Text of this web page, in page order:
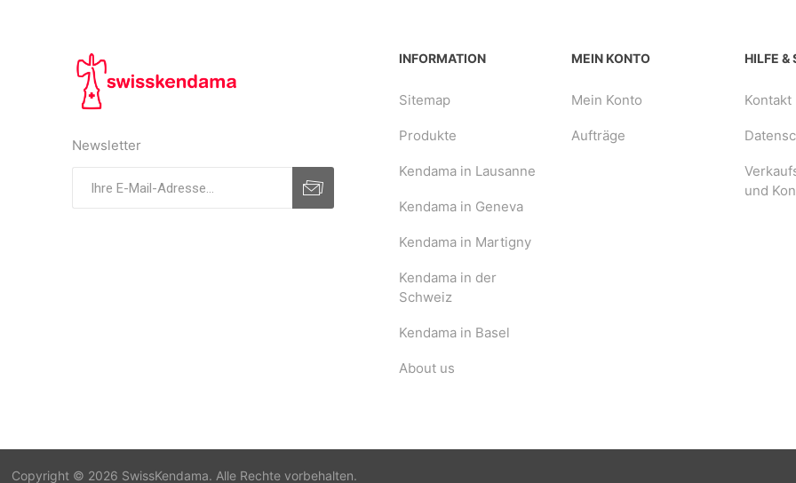
Newsletter
INFORMATION
Sitemap
Produkte
Kendama in Lausanne
Kendama in Geneva
Kendama in Martigny
Kendama in der
Schweiz
Kendama in Basel
About us
MEIN KONTO
Mein Konto
Aufträge
HILFE &
Kontakt
und
Copyright © 2026 SwissKendama. Alle Rechte vorbehalten.